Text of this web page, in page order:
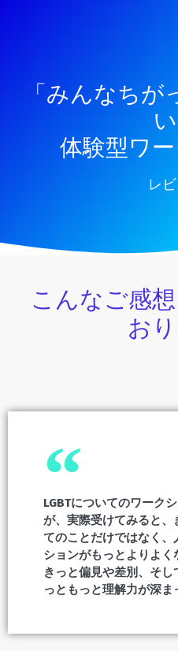
「みんなち
い
体験型ワ
レ
こんなご感
お
LGBTについてのワーク
が、実際受けてみると、
てのことだけではなく
ションがもっとよりよく
きっと偏見や差別、そし
っともっと理解力が深ま